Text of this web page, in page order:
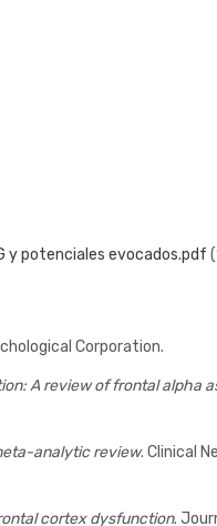
y potenciales evocados.pdf
Corporation.
A review of frontal alpha
analytic review. Clinical
cortex dysfunction.